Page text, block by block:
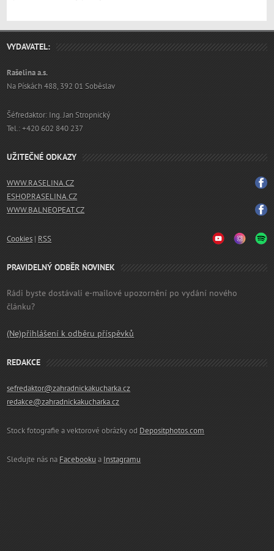
VYDAVATEL:
Rašelina a.s.
Na Pískách 488, 392 01 Soběslav
Šéfredaktor: Ing. Jan Stropnický
Tel.: +420 602 840 237
UŽITEČNÉ ODKAZY
WWW.RASELINA.CZ
ESHOP.RASELINA.CZ
WWW.BALNEOPEAT.CZ
Cookies | RSS
PRAVIDELNÝ ODBĚR NOVINEK
Rádi byste dostávali e-mailové upozornění po vydání nového
článku?
(Ne)přihlášení k odběru příspěvků
REDAKCE
sefredaktor@zahradnickakucharka.cz
redakce@zahradnickakucharka.cz
Stock fotografie a vektorové obrázky od Depositphotos.com
Sledujte nás na Facebooku a Instagramu